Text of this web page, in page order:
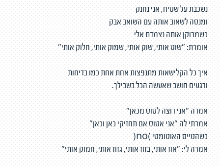
נשכבת על שטיח, אני נחנק
ומנסה לשאוב אותה עם השואב אבק
כשמרוקן אותה נצמדת אלי
אומרת: "שוט אותי, שוק אותי, שמוק אותי, חלוק אותי"
איך כל הקלישאות מתנפצות אחת אחת כמו בדיחות
ורגעים חושב שאעשה הכל בשבילך.
אמרה "אני רוצה לטוס מכאן"
אמרתי לה "אני אטוס אם תחזיקי כאן וכאן"
כשהטייס האוטומטי )no(
אמרה לי: "אוז אותי, בזוז אותי, גזוז אותי, חמוק אותי"